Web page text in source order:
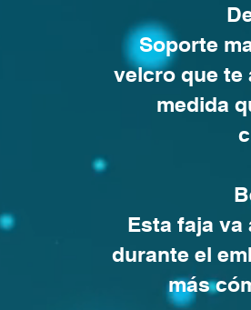
Soporte
velcro que te
medida
Esta faja
durante el
más